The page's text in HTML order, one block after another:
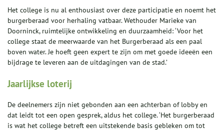
Het college is nu al enthousiast over deze participatie en noemt het
burgerberaad voor herhaling vatbaar. Wethouder Marieke van
Doorninck, ruimtelijke ontwikkeling en duurzaamheid: ‘Voor het
college staat de meerwaarde van het Burgerberaad als een paal
boven water. Je hoeft geen expert te zijn om met goede ideeën een
bijdrage te leveren aan de uitdagingen van de stad.’
Jaarlijkse loterij
De deelnemers zijn niet gebonden aan een achterban of lobby en
dat leidt tot een open gesprek, aldus het college. ‘Het burgerberaad
is wat het college betreft een uitstekende basis gebleken om tot